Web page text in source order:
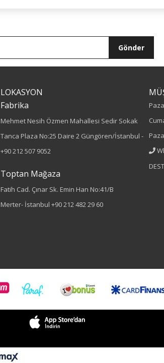
Sezon : YAZLIK
Renk
Sezon
Gönder
LOKASYON
Fabrika
Mehmet Nesih Özmen Mahallesi Sedir Sokak
Tanca Plaza No:25 Daire 2 Güngören/İstanbul -
+90 212 507 9052
Toptan Mağaza
Fatih Cad. Çınar Sk. Emin Han No:41/B
Merter- İstanbul +90 212 482 29 60